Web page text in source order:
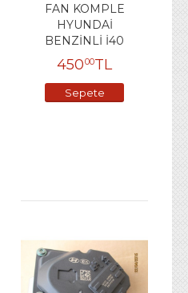
FAN KOMPLE
HYUNDAİ
BENZİNLİ İ40
45000TL
Sepete